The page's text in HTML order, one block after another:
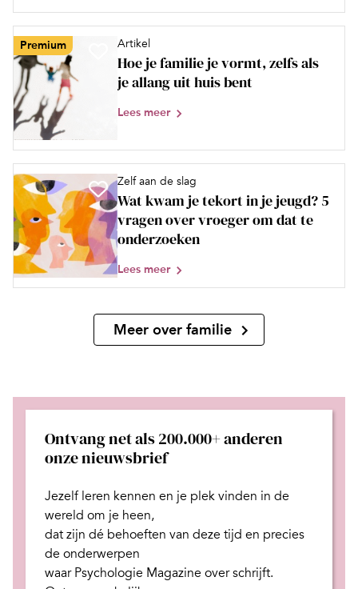
Premium Artikel
Hoe je familie je vormt, zelfs als
je allang uit huis bent
Lees meer
Zelf aan de slag
Wat kwam je tekort in je jeugd? 5
vragen over vroeger om dat te
onderzoeken
Lees meer
Meer over familie
Ontvang net als 200.000+ anderen
onze nieuwsbrief
Jezelf leren kennen en je plek vinden in de
wereld om je heen,
dat zijn dé behoeften van deze tijd en precies
de onderwerpen
waar Psychologie Magazine over schrijft.